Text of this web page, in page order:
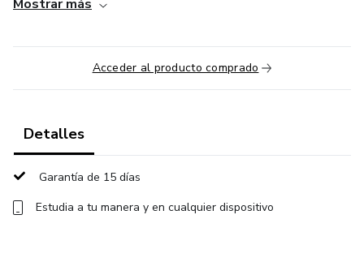
Mostrar más
Acceder al producto comprado
Detalles
Garantía de 15 días
Estudia a tu manera y en cualquier dispositivo